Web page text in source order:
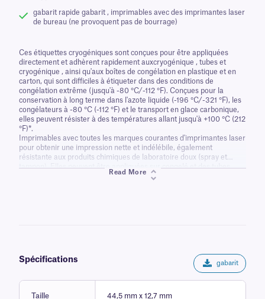
gabarit rapide gabarit , imprimables avec des imprimantes laser
de bureau (ne provoquent pas de bourrage)
Ces étiquettes cryogéniques sont conçues pour être appliquées
directement et adhèrent rapidement auxcryogénique , tubes et
cryogénique , ainsi qu'aux boîtes de congélation en plastique et en
carton, qui sont difficiles à étiqueter dans des conditions de
congélation extrême (jusqu'à -80 °C/-112 °F). Conçues pour la
conservation à long terme dans l'azote liquide (-196 °C/-321 °F), les
congélateurs à -80 °C (-112 °F) et le transport en glace carbonique,
elles peuvent résister à des températures allant jusqu'à +100 °C (212
°F)*.
Imprimables avec toutes les marques courantes d'imprimantes laser
pour obtenir une impression nette et indélébile, également
résistante aux produits chimiques de laboratoire doux (spray et
tampon). Elles peuvent être appliquées sur congelé et des tubes
congelé sans chevauchement et peuvent également être annotées à
Read More
Spécifications gabarit
Taille 44,5 mm x 12,7 mm